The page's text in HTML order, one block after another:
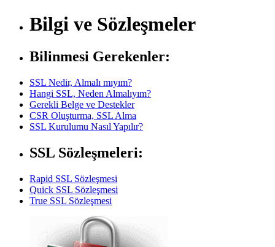
Bilgi ve Sözleşmeler
Bilinmesi Gerekenler:
SSL Nedir, Almalı mıyım?
Hangi SSL, Neden Almalıyım?
Gerekli Belge ve Destekler
CSR Oluşturma, SSL Alma
SSL Kurulumu Nasıl Yapılır?
SSL Sözleşmeleri:
Rapid SSL Sözleşmesi
Quick SSL Sözleşmesi
True SSL Sözleşmesi